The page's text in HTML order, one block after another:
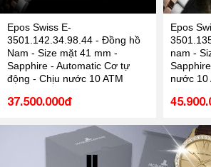
Epos Swiss E-
3501.142.34.98.44 - Đồng hồ
Nam - Size mặt 41 mm -
Sapphire - Automatic Cơ tự
động - Chịu nước 10 ATM
37.500.000đ
Epos
nam -
nước 10